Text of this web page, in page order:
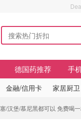
德国药推荐 手
金融/信用卡 家居厨卫
/汉堡/慕尼黑都可以 免费喝